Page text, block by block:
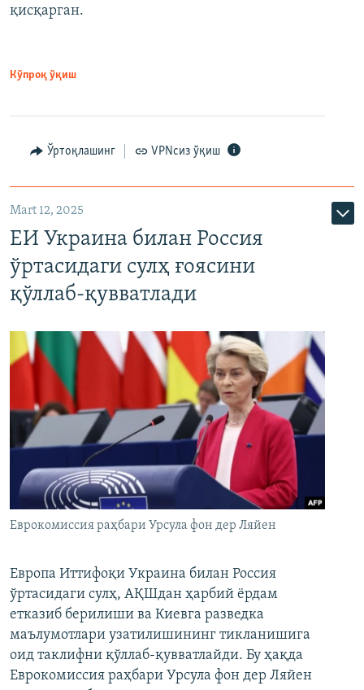
қисқарган.
Кўпроқ ўқиш
Ўртоқлашинг VPNсиз ўқиш
Mart 12, 2025
ЕИ Украина билан Россия
ўртасидаги сулҳ ғоясини
қўллаб-қувватлади
Еврокомиссия раҳбари Урсула фон дер Ляйен
Европа Иттифоқи Украина билан Россия
ўртасидаги сулҳ, АҚШдан ҳарбий ёрдам
етказиб берилиши ва Киевга разведка
маълумотлари узатилишининг тикланишига
оид таклифни қўллаб-қувватлайди. Бу ҳақда
Еврокомиссия раҳбари Урсула фон дер Ляйен